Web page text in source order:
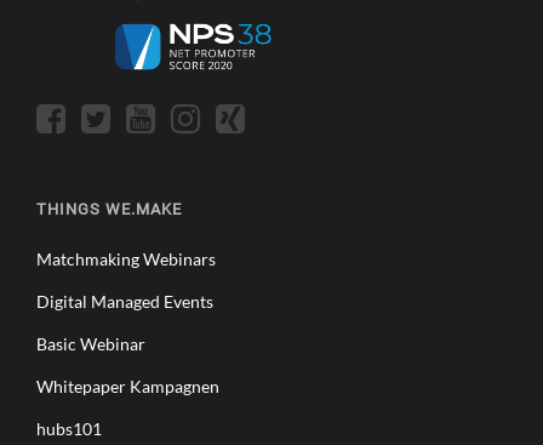
THINGS WE.MAKE
Matchmaking Webinars
Digital Managed Events
Basic Webinar
Whitepaper Kampagnen
hubs101